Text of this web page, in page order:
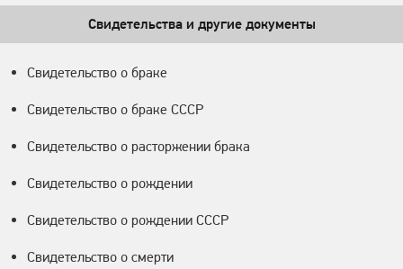
Свидетельства и другие документы
Свидетельство о браке
Свидетельство о браке СССР
Свидетельство о расторжении брака
Свидетельство о рождении
Свидетельство о рождении СССР
Свидетельство о смерти